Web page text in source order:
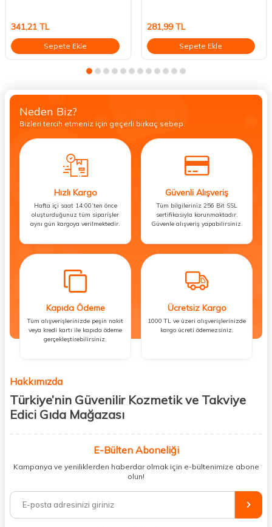
341,21 TL
Sepete Ekle
281,99TL
Sepete Ekle
Neden Biz?
Bizleri tercih etmeniz için geçerli birkaç sebep.
Hızlı Kargo
Hafta içi saat 14:00’ten önce
oluşturduğunuz tüm siparişler
aynı gün kargoya verilmektedir.
Güvenli Alışveriş
Tüm bilgileriniz 256 Bit SSL
sertifikasıyla korunmaktadır.
Güvenle alışveriş yapabilirsiniz.
Kapıda Ödeme
Tüm alışverişlerinizde peşin nakit
veya kredi kartı ile kapıda ödeme
gerçekleştirebilirsiniz.
Ücretsiz Kargo
1000 TL ve üzeri alışverişlerinizde
kargo ücreti ödemezsiniz.
Hakkımızda
Türkiye’nin Güvenilir Kozmetik ve Takviye
Edici Gıda Mağazası
kişisel bakım hem de takviye edici gıda ürünlerini sizlerle
buluşturuyoruz. Artık mağaza mağaza dolaşmanıza gerek yok;
ihtiyacınız olan her şeyi tek bir çatı altında topluyor ve kapınıza kadar
%100 orijinal kozmetik ve sağlık ürünleriyle güzelliğinizi tamamlayabilir,
vücudunuzu desteklemek için güvenilir takviye edici gıdalara
E-Bülten Aboneliği
Kampanya ve yeniliklerden haberdar olmak için e-bültenimize abone
olun!